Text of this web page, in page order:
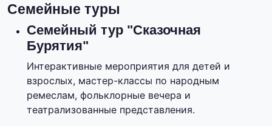
Семейные туры
Семейный тур "Сказочная
Бурятия"
Интерактивные мероприятия для детей и
взрослых, мастер-классы по народным
ремеслам, фольклорные вечера и
театрализованные представления.